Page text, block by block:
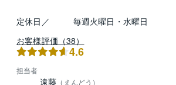
定休日／
毎週火曜日・水曜日
お客様評価（38）
4.6
担当者
遠藤 （ えんどう ）